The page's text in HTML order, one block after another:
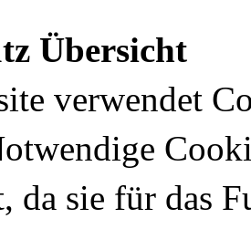
Übersicht
verwendet
da sie für das